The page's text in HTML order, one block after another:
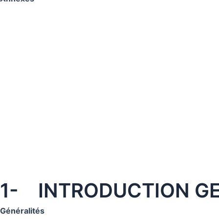
1- INTRODUCTION
Généralités